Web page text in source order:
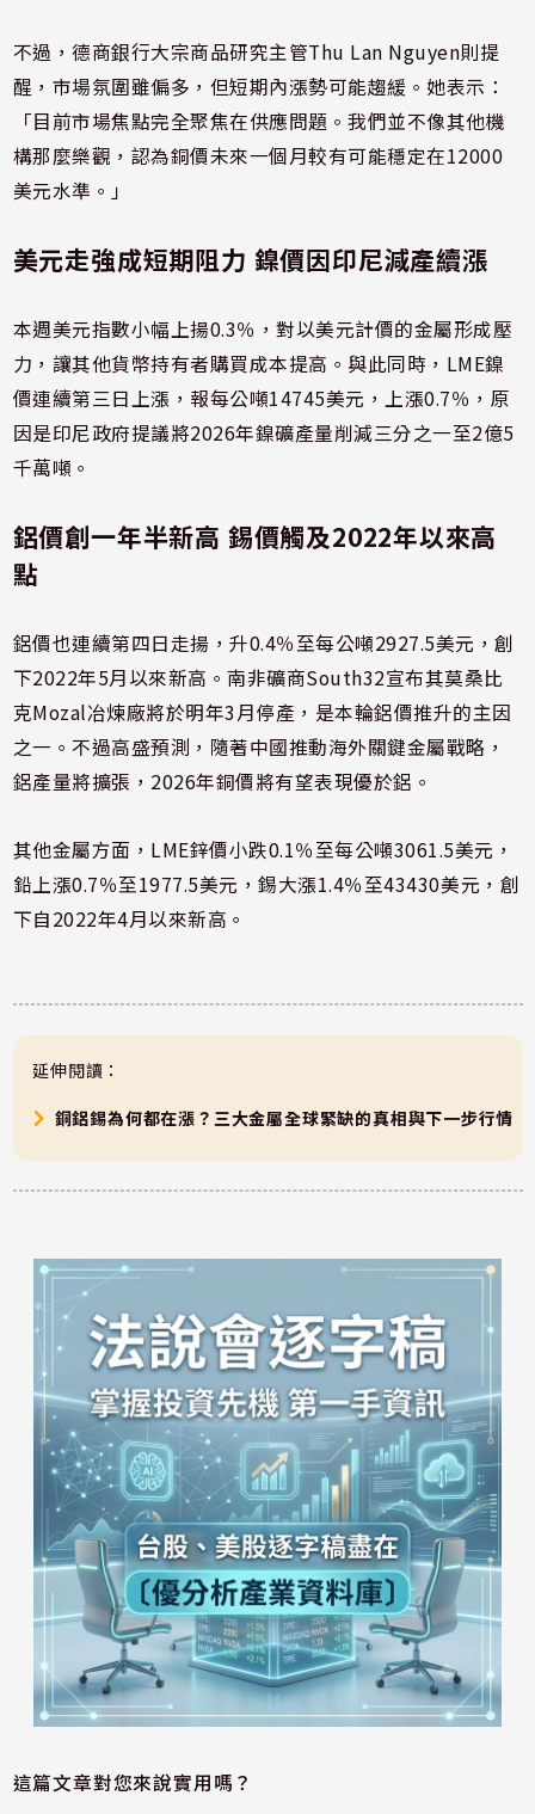
不過，德商銀行大宗商品研究主管Thu Lan Nguyen則提
醒，市場氛圍雖偏多，但短期內漲勢可能趨緩。她表示：
「目前市場焦點完全聚焦在供應問題。我們並不像其他機
構那麼樂觀，認為銅價未來一個月較有可能穩定在12000
美元水準。」
美元走強成短期阻力 鎳價因印尼減產續漲
本週美元指數小幅上揚0.3％，對以美元計價的金屬形成壓
力，讓其他貨幣持有者購買成本提高。與此同時，LME鎳
價連續第三日上漲，報每公噸14745美元，上漲0.7％，原
因是印尼政府提議將2026年鎳礦產量削減三分之一至2億5
千萬噸。
鋁價創一年半新高 錫價觸及2022年以來高
點
鋁價也連續第四日走揚，升0.4％至每公噸2927.5美元，創
下2022年5月以來新高。南非礦商South32宣布其莫桑比
克Mozal冶煉廠將於明年3月停產，是本輪鋁價推升的主因
之一。不過高盛預測，隨著中國推動海外關鍵金屬戰略，
鋁產量將擴張，2026年銅價將有望表現優於鋁。
其他金屬方面，LME鋅價小跌0.1％至每公噸3061.5美元，
鉛上漲0.7％至1977.5美元，錫大漲1.4％至43430美元，創
下自2022年4月以來新高。
延伸閱讀：
銅鋁錫為何都在漲？三大金屬全球緊缺的真相與下一步行情
這篇文章對您來說實用嗎？